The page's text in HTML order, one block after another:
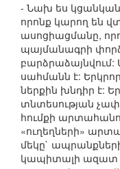
- Նախ ես
որոնք կարող են
ասոցիացմանը,
պայմանագրի
սահմանն է:
ներքին խնդիր է:
տնտեսության
հումքի
«ուղեղների»
մեկը`
կապիտալի ազատ